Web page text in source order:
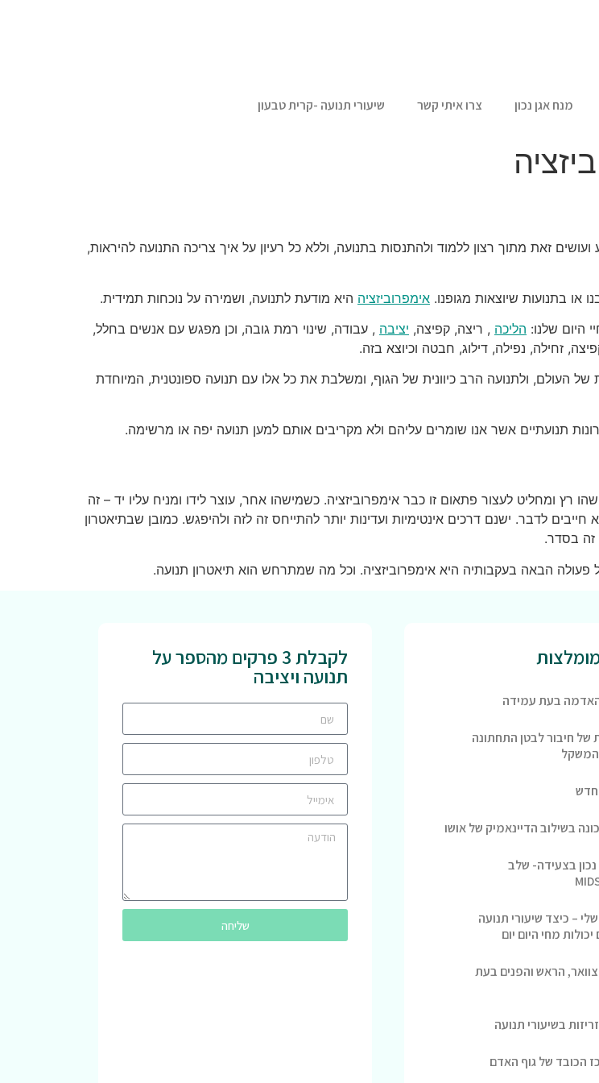
מנח אגן נכון צרו איתי קשר שיעורי תנועה -קרית טבעון
זאת מתוך רצון ללמוד ולהתנסות בתנועה, וללא כל רעיון על איך צריכה התנועה להיראות,
או בתנועות שיוצאות מגופנו. אימפרוביזציה היא מודעת לתנועה, ושמירה על נוכחות תמידית.
היום שלנו: הליכה , ריצה, קפיצה, יציבה , עבודה, שינוי רמת גובה, וכן מפגש עם אנשים בחלל,
זחילה, נפילה, דילוג, חבטה וכיוצא בזה.
העולם, ולתנועה הרב כיוונית של הגוף, ומשלבת את כל אלו עם תנועה ספונטנית, המיוחדת
תנועתיים אשר אנו שומרים עליהם ולא מקריבים אותם למען תנועה יפה או מרשימה.
רץ ומחליט לעצור פתאום זו כבר אימפרוביזציה. כשמישהו אחר, עוצר לידו ומניח עליו יד – זה
לדבר. ישנם דרכים אינטימיות ועדינות יותר להתייחס זה לזה ולהיפגש. כמובן שבתיאטרון
זה בסדר.
הבאה בעקבותיה היא אימפרוביזציה. וכל מה שמתרחש הוא תיאטרון תנועה.
בעת עמידה
של חיבור לבטן התחתונה
המשקל
בשילוב הדיינאמיק של אושו
נכון בצעידה- שלב
– כיצד שיעורי תנועה
מחי היום יום
הראש והפנים בעת
בשיעורי תנועה
הכובד של גוף האדם
לקבלת 3 פרקים מהספר על
תנועה ויציבה
שליחה